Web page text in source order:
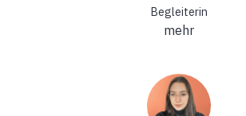
Begleiterin
mehr